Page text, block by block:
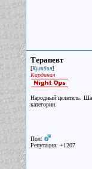
Терапевт
[Кулибин]
Кардинал
Народный целитель.
категории.
Пол:
Репутация: +1207